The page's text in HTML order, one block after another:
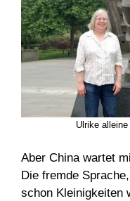
Ulrike
Aber China wartet
Die fremde
schon Kleinigkeiten